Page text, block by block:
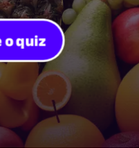
o quiz